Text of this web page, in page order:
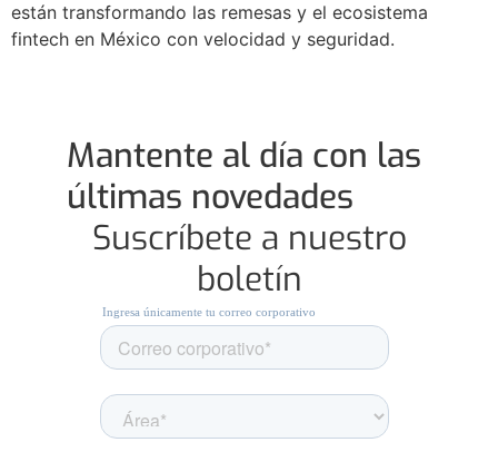
están transformando las remesas y el ecosistema
fintech en México con velocidad y seguridad.
Mantente al día con las
últimas novedades
Suscríbete a nuestro
boletín